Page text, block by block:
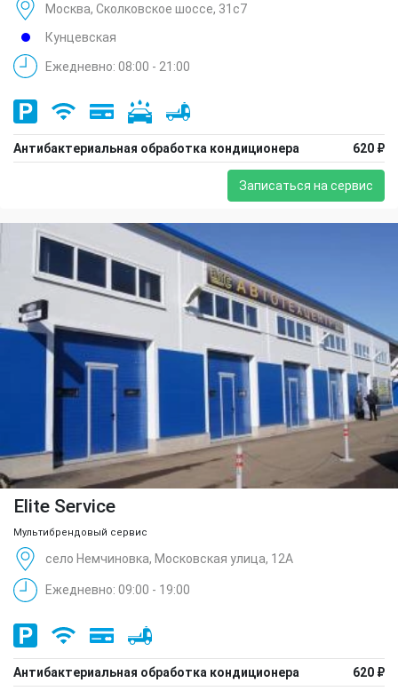
Москва, Сколковское шоссе, 31с7
Кунцевская
Ежедневно: 08:00 - 21:00
Антибактериальная обработка кондиционера 620 ₽
Записаться на сервис
Elite Service
Мультибрендовый сервис
село Немчиновка, Московская улица, 12А
Ежедневно: 09:00 - 19:00
Антибактериальная обработка кондиционера 620 ₽